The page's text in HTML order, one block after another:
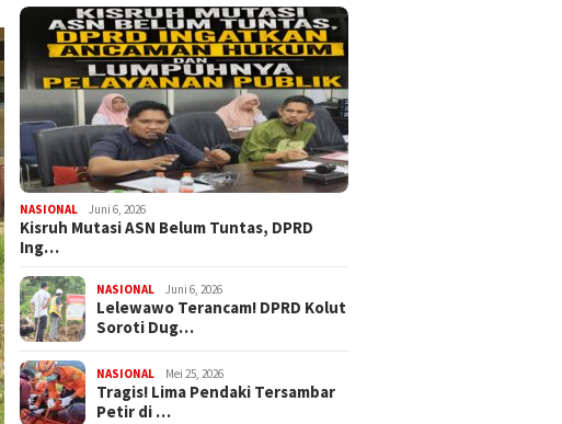
NASIONAL Juni 6, 2026
Kisruh Mutasi ASN Belum Tuntas, DPRD
Ing…
NASIONAL Juni 6, 2026
Lelewawo Terancam! DPRD Kolut
Soroti Dug…
NASIONAL Mei 25, 2026
Tragis! Lima Pendaki Tersambar
Petir di …